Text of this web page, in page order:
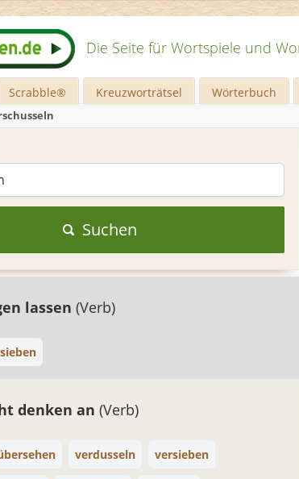
Die Seite für Wortspiele und
Scrabble® Kreuzworträtsel Wörterbuch
Suchen
lassen (Verb)
denken an (Verb)
verdusseln versieben